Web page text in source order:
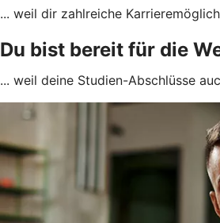
... weil dir zahlreiche
Du bist bereit für die
... weil deine Studien-Abschlüsse